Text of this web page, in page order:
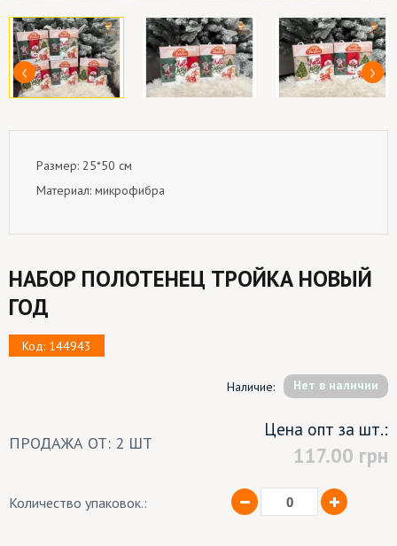
Размер: 25*50 см
Материал: микрофибра
НАБОР ПОЛОТЕНЕЦ ТРОЙКА НОВЫЙ
ГОД
Код: 144943
Наличие: Hет в наличии
ПРОДАЖА ОТ: 2 ШТ
Цена опт за шт.:
117.00 грн
Количество упаковок.: